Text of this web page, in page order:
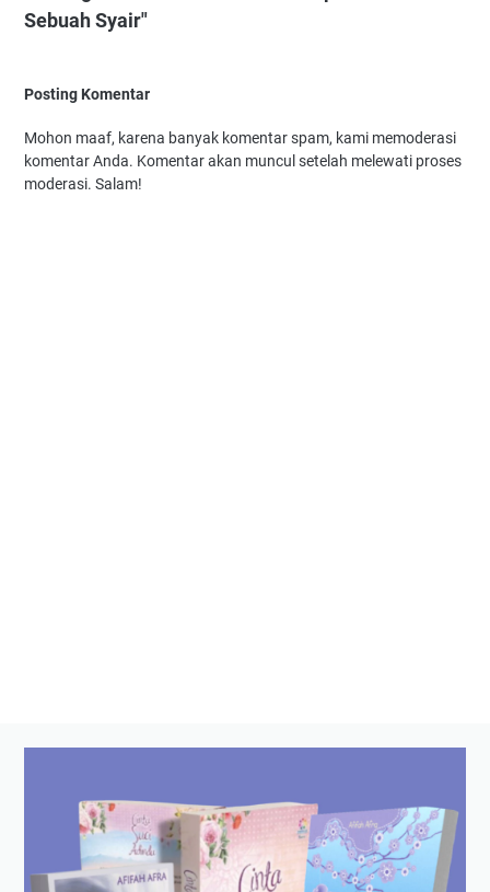
Sebuah Syair"
Posting Komentar
Mohon maaf, karena banyak komentar spam, kami memoderasi
komentar Anda. Komentar akan muncul setelah melewati proses
moderasi. Salam!